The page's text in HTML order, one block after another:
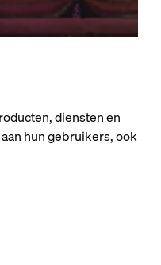
diensten en
hun gebruikers, ook